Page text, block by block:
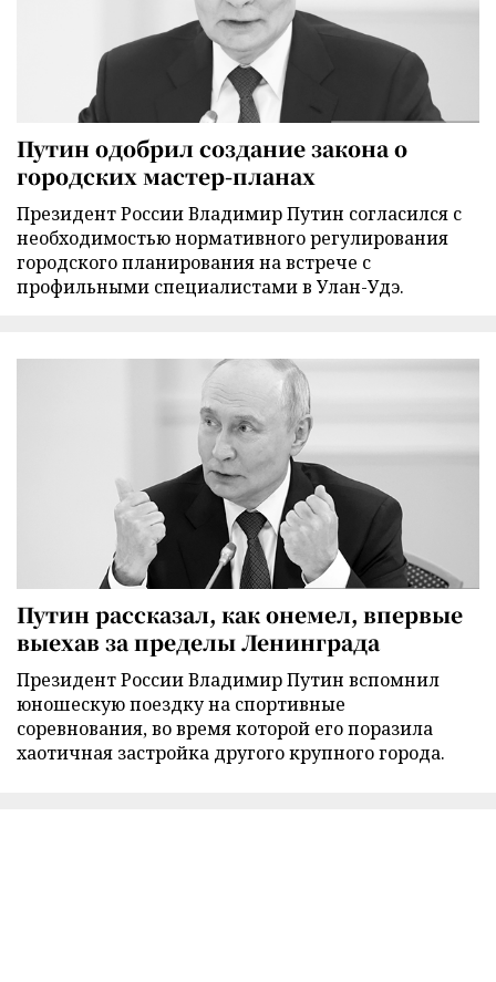
Путин одобрил создание закона о
городских мастер-планах
Президент России Владимир Путин согласился с
необходимостью нормативного регулирования
городского планирования на встрече с
профильными специалистами в Улан-Удэ.
Путин рассказал, как онемел, впервые
выехав за пределы Ленинграда
Президент России Владимир Путин вспомнил
юношескую поездку на спортивные
соревнования, во время которой его поразила
хаотичная застройка другого крупного города.